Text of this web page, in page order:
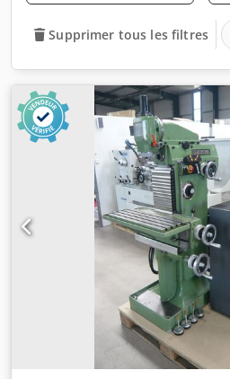
Supprimer tous les filtres